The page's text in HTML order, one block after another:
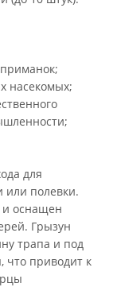
насекомых;
для
или полевки.
оснащен
Грызун
трапа и под
что приводит к